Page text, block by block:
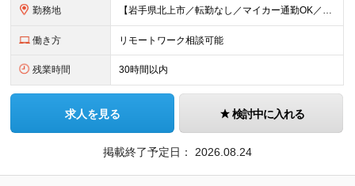
勤務地 【岩手県北上市／転勤なし／マイカー通勤OK／会社最寄り駅から社員送迎バスあり】 ＜本社工場＞ 岩手県北上市北工業団地5-29 ★U・Iターン歓迎！ 引っ越し費用補助／自己負担2～3割の社宅制度があ
働き方 リモートワーク相談可能
残業時間 30時間以内
求人を見る 検討中に入れる
掲載終了予定日： 2026.08.24